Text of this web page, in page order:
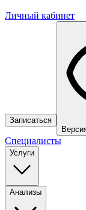
Личный кабинет
Записаться
Специалисты
Услуги
Анализы